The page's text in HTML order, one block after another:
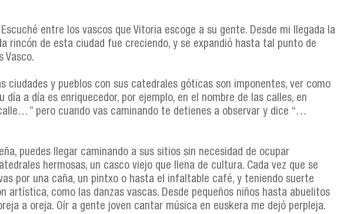
Escuché entre los vascos que Vitoria escoge a su gente. Desde mi llegada la
rincón de esta ciudad fue creciendo, y se expandió hasta tal punto de
Vasco.
ciudades y pueblos con sus catedrales góticas son imponentes, ver como
día a día es enriquecedor, por ejemplo, en el nombre de las calles, en
pero cuando vas caminando te detienes a observar y dice “…
puedes llegar caminando a sus sitios sin necesidad de ocupar
hermosas, un casco viejo que llena de cultura. Cada vez que se
por una caña, un pintxo o hasta el infaltable café, y teniendo suerte
artística, como las danzas vascas. Desde pequeños niños hasta abuelitos
a oreja. Oír a gente joven cantar música en euskera me dejó perpleja.